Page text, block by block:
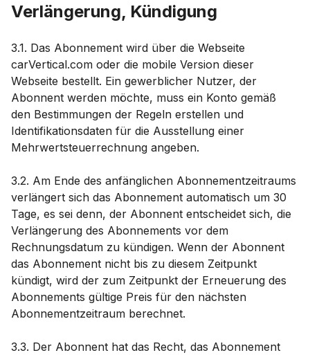
Verlängerung, Kündigung
3.1. Das Abonnement wird über die Webseite
carVertical.com oder die mobile Version dieser
Webseite bestellt. Ein gewerblicher Nutzer, der
Abonnent werden möchte, muss ein Konto gemäß
den Bestimmungen der Regeln erstellen und
Identifikationsdaten für die Ausstellung einer
Mehrwertsteuerrechnung angeben.
3.2. Am Ende des anfänglichen Abonnementzeitraums
verlängert sich das Abonnement automatisch um 30
Tage, es sei denn, der Abonnent entscheidet sich, die
Verlängerung des Abonnements vor dem
Rechnungsdatum zu kündigen. Wenn der Abonnent
das Abonnement nicht bis zu diesem Zeitpunkt
kündigt, wird der zum Zeitpunkt der Erneuerung des
Abonnements gültige Preis für den nächsten
Abonnementzeitraum berechnet.
3.3. Der Abonnent hat das Recht, das Abonnement